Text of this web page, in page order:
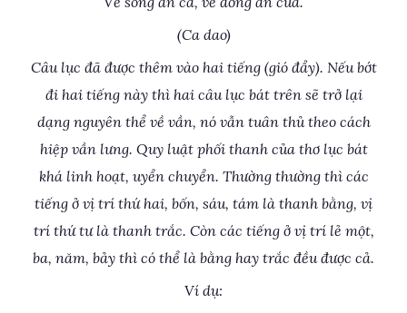
(Ca dao)
Câu lục đã được thêm vào hai tiếng (gió đẩy). Nếu bớt
đi hai tiếng này thì hai câu lục bát trên sẽ trở lại
dạng nguyên thể về vần, nó vẫn tuân thủ theo cách
hiệp vần lưng. Quy luật phối thanh của thơ lục bát
khá linh hoạt, uyển chuyển. Thường thường thì các
tiếng ở vị trí thứ hai, bốn, sáu, tám là thanh bằng, vị
trí thứ tư là thanh trắc. Còn các tiếng ở vị trí lẻ một,
ba, năm, bảy thì có thể là bằng hay trắc đều được cả.
Ví dụ: